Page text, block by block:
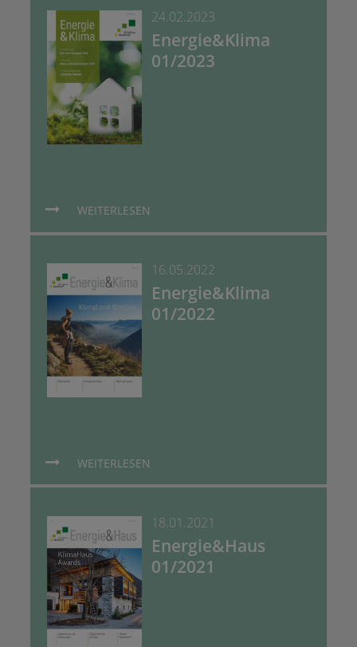
24.02.2023
Energie&Klima
01/2023
WEITERLESEN
16.05.2022
Energie&Klima
01/2022
WEITERLESEN
18.01.2021
Energie&Haus
01/2021